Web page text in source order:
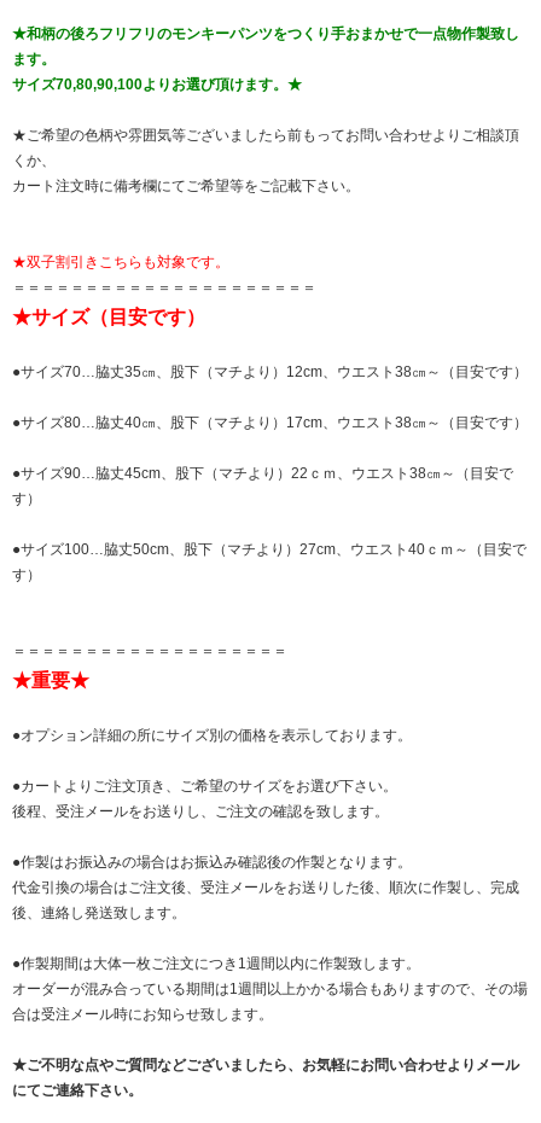
★和柄の後ろフリフリのモンキーパンツをつくり手おまかせで一点物作製致し
ます。
サイズ70,80,90,100よりお選び頂けます。★
★ご希望の色柄や雰囲気等ございましたら前もってお問い合わせよりご相談頂
くか、
カート注文時に備考欄にてご希望等をご記載下さい。
★双子割引きこちらも対象です。
＝＝＝＝＝＝＝＝＝＝＝＝＝＝＝＝＝＝＝＝＝
★サイズ（目安です）
●サイズ70…脇丈35㎝、股下（マチより）12cm、ウエスト38㎝～（目安です）
●サイズ80…脇丈40㎝、股下（マチより）17cm、ウエスト38㎝～（目安です）
●サイズ90…脇丈45cm、股下（マチより）22ｃｍ、ウエスト38㎝～（目安で
す）
●サイズ100…脇丈50cm、股下（マチより）27cm、ウエスト40ｃｍ～（目安で
す）
＝＝＝＝＝＝＝＝＝＝＝＝＝＝＝＝＝＝＝
★重要★
●オプション詳細の所にサイズ別の価格を表示しております。
●カートよりご注文頂き、ご希望のサイズをお選び下さい。
後程、受注メールをお送りし、ご注文の確認を致します。
●作製はお振込みの場合はお振込み確認後の作製となります。
代金引換の場合はご注文後、受注メールをお送りした後、順次に作製し、完成
後、連絡し発送致します。
●作製期間は大体一枚ご注文につき1週間以内に作製致します。
オーダーが混み合っている期間は1週間以上かかる場合もありますので、その場
合は受注メール時にお知らせ致します。
★ご不明な点やご質問などございましたら、お気軽にお問い合わせよりメール
にてご連絡下さい。